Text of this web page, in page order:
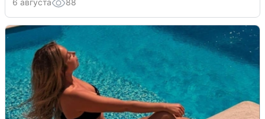
6 августа 88